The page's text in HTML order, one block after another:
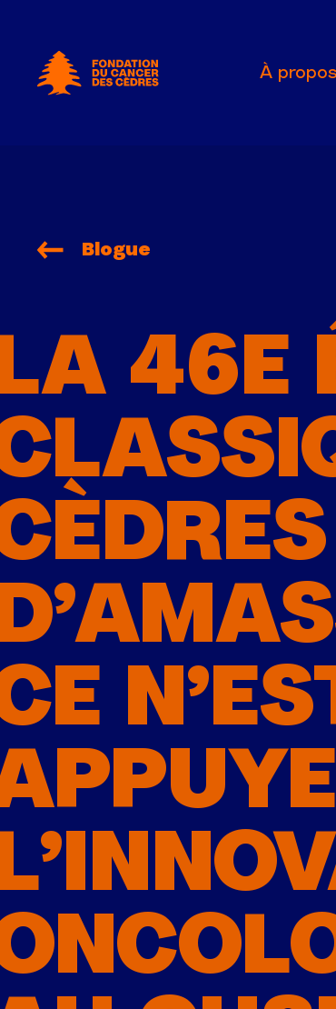
Fondation du Cancer des Cèdres
À propos
Blogue
46E